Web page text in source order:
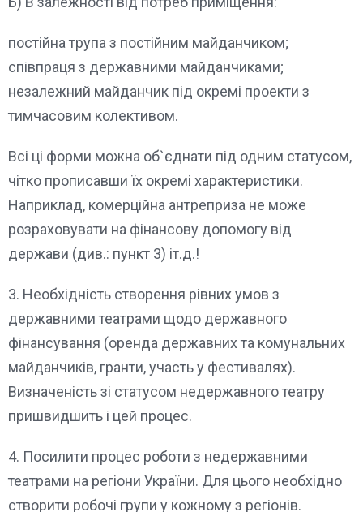
постійна трупа з постійним майданчиком;
співпраця з державними майданчиками;
незалежний майданчик під окремі проекти з
тимчасовим колективом.
Всі ці форми можна об`єднати під одним статусом,
чітко прописавши їх окремі характеристики.
Наприклад, комерційна антреприза не може
розраховувати на фінансову допомогу від
держави (див.: пункт 3) іт.д.!
3. Необхідність створення рівних умов з
державними театрами щодо державного
фінансування (оренда державних та комунальних
майданчиків, гранти, участь у фестивалях).
Визначеність зі статусом недержавного театру
пришвидшить і цей процес.
4. Посилити процес роботи з недержавними
театрами на регіони України. Для цього необхідно
створити робочі групи у кожному з регіонів.